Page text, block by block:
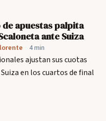
de apuestas palpita
ante Suiza
4 min
ajustan sus cuotas
en los cuartos de final